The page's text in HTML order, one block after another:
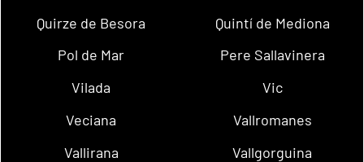
Quirze de Besora
Quintí de Mediona
Pol de Mar
Pere Sallavinera
Vilada
Vic
Veciana
Vallromanes
Vallirana
Vallgorguina